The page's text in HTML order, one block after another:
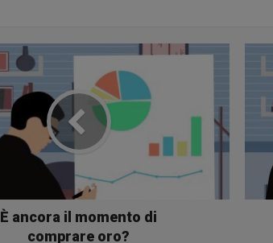
È ancora il momento di
comprare oro?